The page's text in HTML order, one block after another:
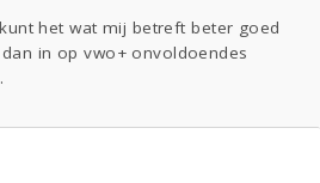
kunt het wat mij betreft beter goed
in op vwo+ onvoldoendes